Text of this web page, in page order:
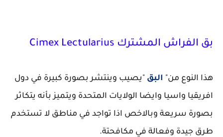
بق الفراش المشترك Cimex Lectularius
هذا النوع من" البق "يصيب وينتشر بصورة كبيرة في دول
افريقيا واسيا وايضا الولايات المتحدة ويتميز بأنه يتكاثر
بصورة سريعة وبالاخص اذا تواجد في مناطق لا تستخدم
طرق جيدة وفعالة في مكافحتة.